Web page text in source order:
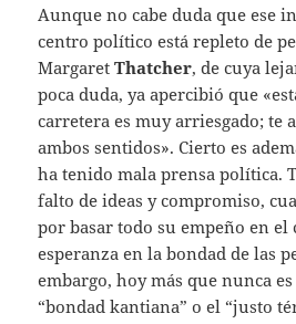
Aunque no cabe duda que ese
centro político está repleto de
MargaretThatcher, de cuya
poca duda, ya apercibió que
carretera es muy arriesgado; te
ambos sentidos». Cierto es
ha tenido mala prensa política.
falto de ideas y compromiso,
por basar todo su empeño en el
esperanza en la bondad de las
embargo, hoy más que nunca
“bondad kantiana” o el “justo